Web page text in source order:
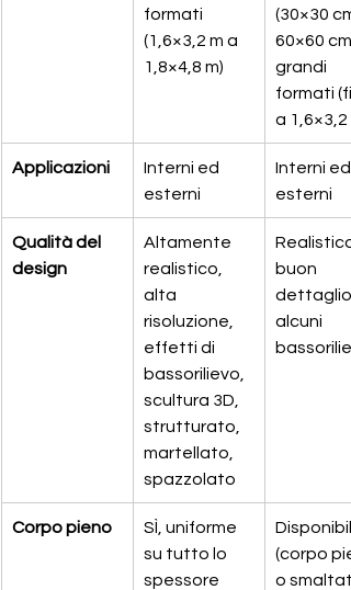
formati
(1,6×3,2 m a
1,8×4,8 m)
(30×30
60×60
grandi
formati
a 1,6×3,2
Applicazioni
Interni ed
esterni
Interni ed
esterni
Qualità del
design
Altamente
realistico,
alta
risoluzione,
effetti di
bassorilievo,
scultura 3D,
strutturato,
martellato,
spazzolato
buon
dettaglio,
alcuni
Corpo pieno
SÌ, uniforme
su tutto lo
spessore
(corpo
o